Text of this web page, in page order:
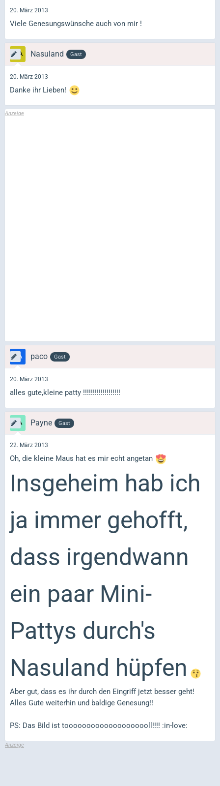
20. März 2013
Viele Genesungswünsche auch von mir !
Nasuland Gast
20. März 2013
Danke ihr Lieben!
paco Gast
20. März 2013
alles gute,kleine patty !!!!!!!!!!!!!!!!!!!
Payne Gast
22. März 2013
Oh, die kleine Maus hat es mir echt angetan
Insgeheim hab ich
ja immer gehofft,
dass irgendwann
ein paar Mini-
Pattys durch's
Nasuland hüpfen
Aber gut, dass es ihr durch den Eingriff jetzt besser geht!
Alles Gute weiterhin und baldige Genesung!!
PS: Das Bild ist toooooooooooooooooooll!!!! :in-love: